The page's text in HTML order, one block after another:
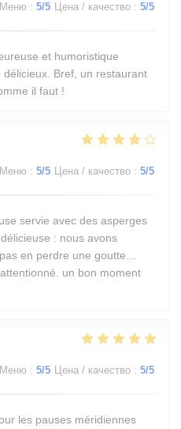
Меню : 5/5 Цена / качество : 5/5
et humoristique
Bref, un restaurant
il faut !
Меню : 5/5 Цена / качество : 5/5
servie avec des asperges
: nous avons
en perdre une goutte…
un bon moment
Меню : 5/5 Цена / качество : 5/5
les pauses méridiennes